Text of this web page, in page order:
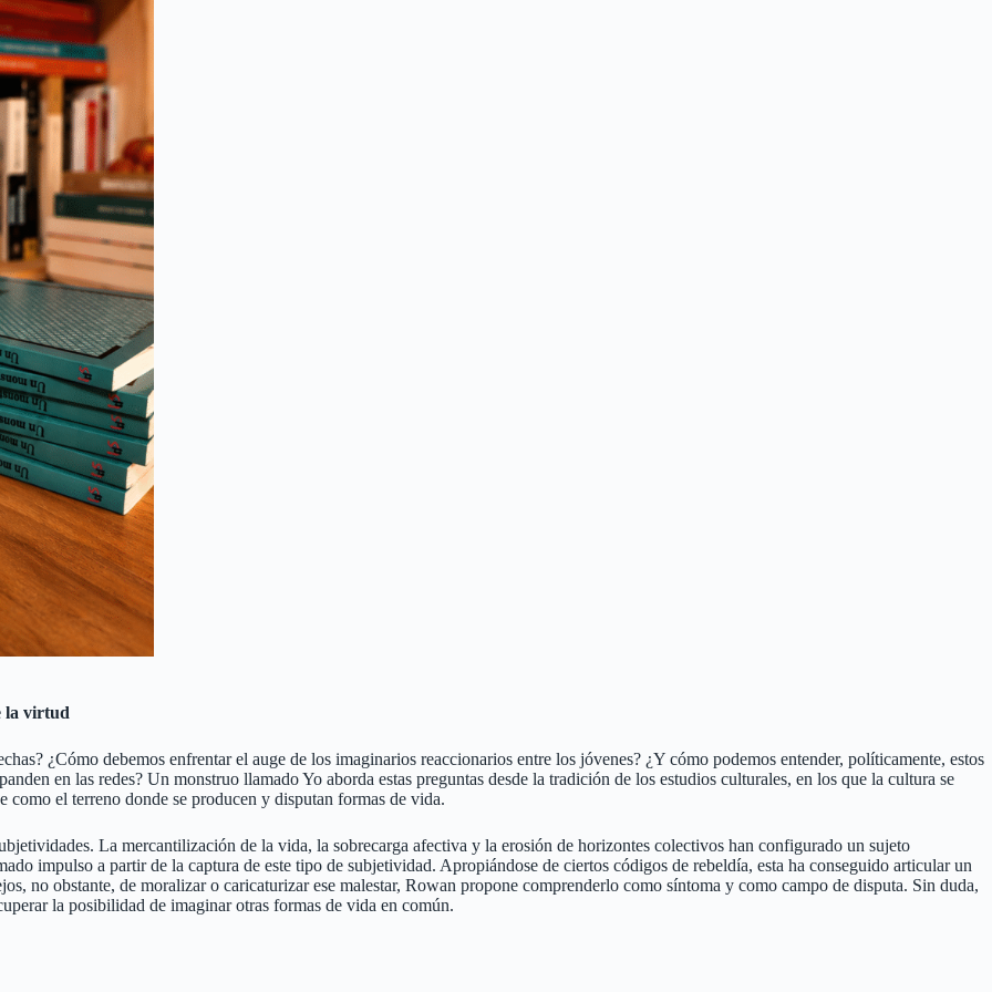
la virtud
¿Cómo debemos enfrentar el auge de los imaginarios reaccionarios entre los jóvenes? ¿Y cómo podemos entender, políticamente, estos
en las redes? Un monstruo llamado Yo aborda estas preguntas desde la tradición de los estudios culturales, en los que la cultura se
como el terreno donde se producen y disputan formas de vida.
La mercantilización de la vida, la sobrecarga afectiva y la erosión de horizontes colectivos han configurado un sujeto
impulso a partir de la captura de este tipo de subjetividad. Apropiándose de ciertos códigos de rebeldía, esta ha conseguido articular un
no obstante, de moralizar o caricaturizar ese malestar, Rowan propone comprenderlo como síntoma y como campo de disputa. Sin duda,
la posibilidad de imaginar otras formas de vida en común.